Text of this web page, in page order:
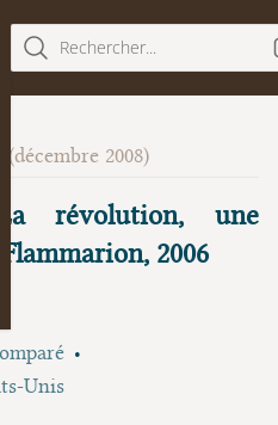
Rechercher...
(décembre 2008)
révolution, une
2006
Unis